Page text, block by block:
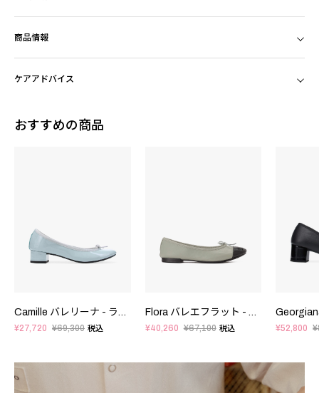
商品情報
ケアアドバイス
おすすめの商品
Camille バレリーナ - ラバーソール - EUサイズ
¥27,720 ¥69,300 税込
Flora バレエフラット - ラバーソール - EUサイズ
¥40,260 ¥67,100 税込 ¥52,800